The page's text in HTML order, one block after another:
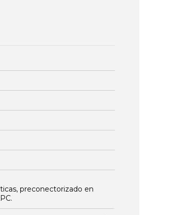
preconectorizado en